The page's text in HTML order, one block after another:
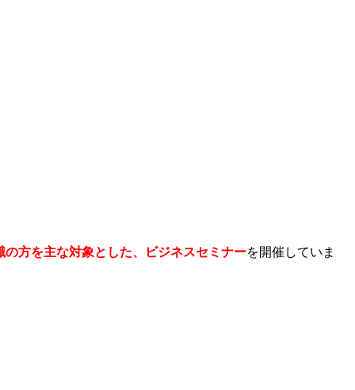
方を主な対象とした、ビジネスセミナーを開催していま